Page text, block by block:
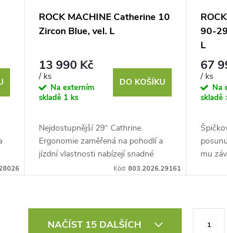
ROCK MACHINE Catherine 10
Zircon Blue, vel. L
13 990 Kč
/ ks
Na externím
skladě 1 ks
DO KOŠÍKU
Nejdostupnější 29“ Cathrine.
Ergonomie zaměřená na pohodlí a
jízdní vlastnosti nabízejí snadné
zatáčení při zachování dostatečné
Kód: 803.2026.29161
90-
L
67
/ ks
Na
skladě
mu
vám
NAČÍST 15 DALŠÍCH 1